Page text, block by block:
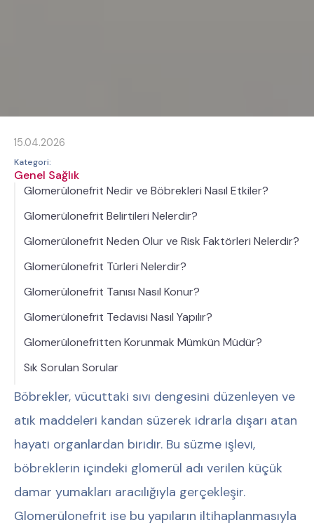
15.04.2026
Kategori:
Genel Sağlık
Glomerülonefrit Nedir ve Böbrekleri Nasıl Etkiler?
Glomerülonefrit Belirtileri Nelerdir?
Glomerülonefrit Neden Olur ve Risk Faktörleri Nelerdir?
Glomerülonefrit Türleri Nelerdir?
Glomerülonefrit Tanısı Nasıl Konur?
Glomerülonefrit Tedavisi Nasıl Yapılır?
Glomerülonefritten Korunmak Mümkün Müdür?
Sık Sorulan Sorular
Böbrekler, vücuttaki sıvı dengesini düzenleyen ve
atık maddeleri kandan süzerek idrarla dışarı atan
hayati organlardan biridir. Bu süzme işlevi,
böbreklerin içindeki glomerül adı verilen küçük
damar yumakları aracılığıyla gerçekleşir.
Glomerülonefrit ise bu yapıların iltihaplanmasıyla